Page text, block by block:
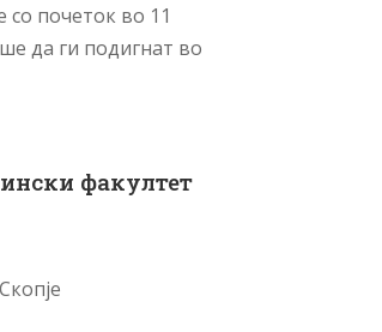
почеток во 11
да ги подигнат во
факултет